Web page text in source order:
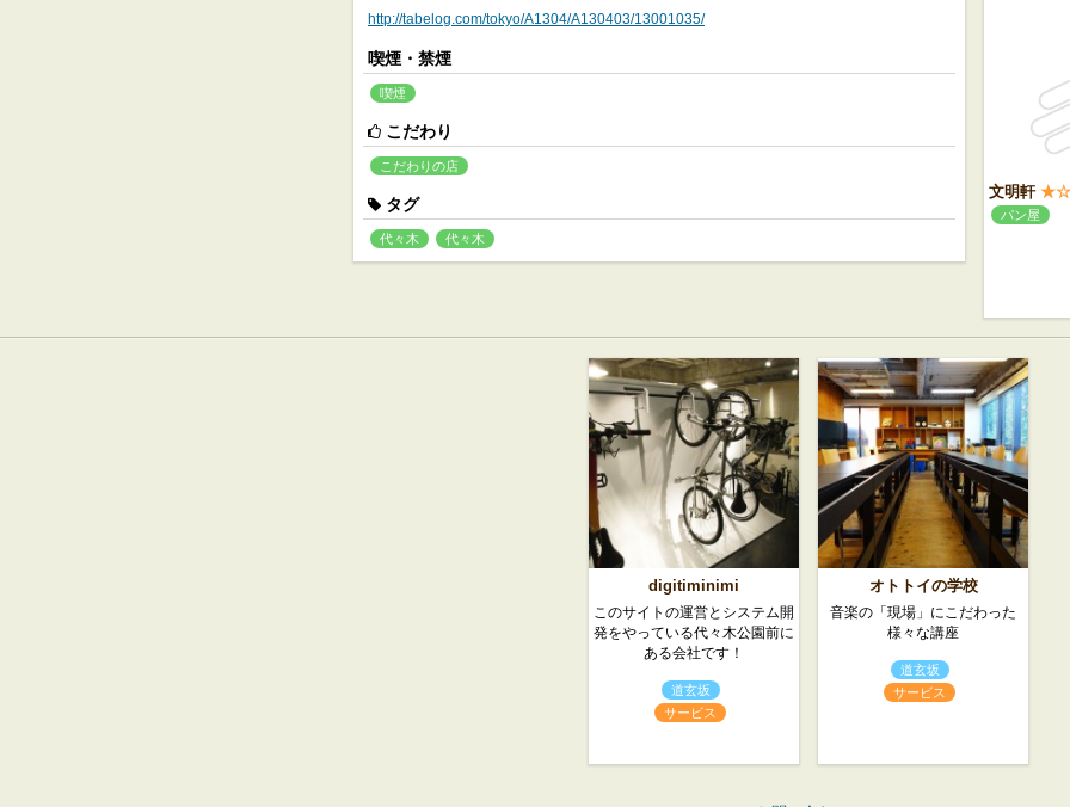
http://tabelog.com/tokyo/A1304/A130403/13001035/
喫煙・禁煙
喫煙
こだわり
こだわりの店
タグ
代々木 代々木
文明軒
パン屋
digitiminimi
このサイトの運営とシステム開
発をやっている代々木公園前に
ある会社です！
道玄坂
サービス
オトトイの学校
音楽の「現場」にこだわった
様々な講座
道玄坂
サービス